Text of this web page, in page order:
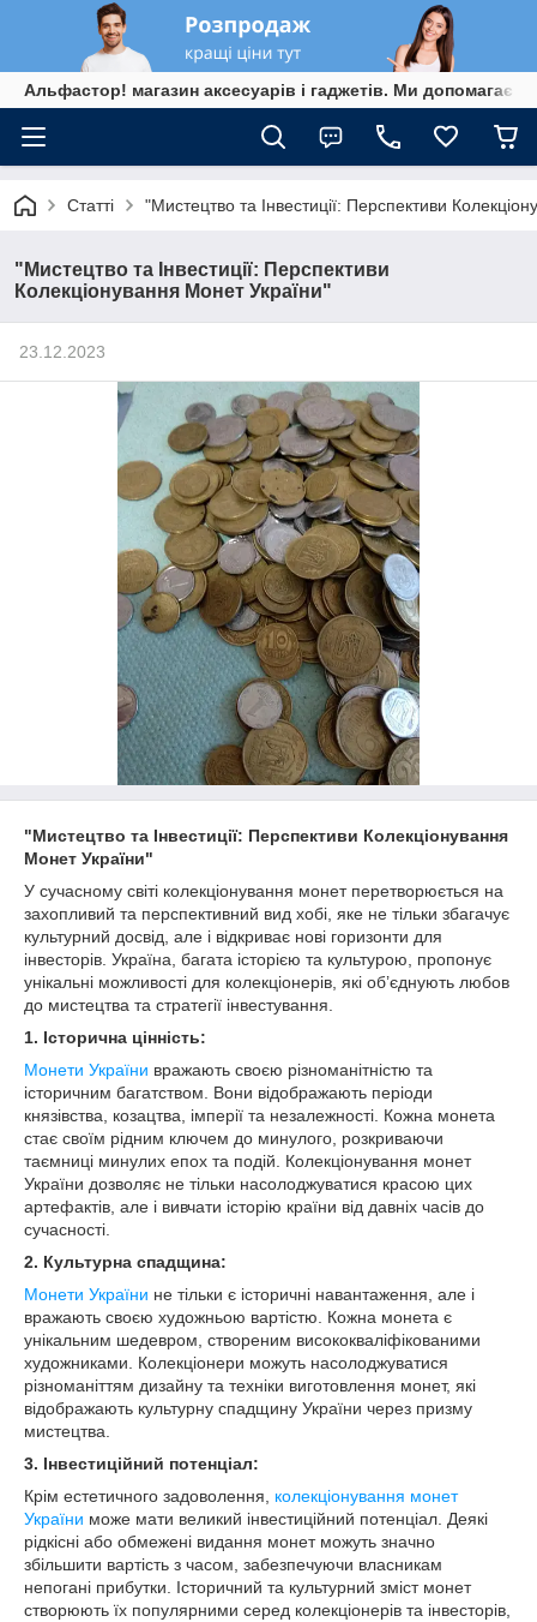
Альфастор! магазин аксесуарів і гаджетів. Ми
Статті "Мистецтво та Інвестиції: Перспективи
"Мистецтво та Інвестиції: Перспективи
Колекціонування Монет України"
23.12.2023
"Мистецтво та Інвестиції: Перспективи Колекціонування
Монет України"
У сучасному світі колекціонування монет перетворюється на
захопливий та перспективний вид хобі, яке не тільки збагачує
культурний досвід, але і відкриває нові горизонти для
інвесторів. Україна, багата історією та культурою, пропонує
унікальні можливості для колекціонерів, які об’єднують любов
до мистецтва та стратегії інвестування.
1. Історична цінність:
Монети України вражають своєю різноманітністю та
історичним багатством. Вони відображають періоди
князівства, козацтва, імперії та незалежності. Кожна монета
стає своїм рідним ключем до минулого, розкриваючи
таємниці минулих епох та подій. Колекціонування монет
України дозволяє не тільки насолоджуватися красою цих
артефактів, але і вивчати історію країни від давніх часів до
сучасності.
2. Культурна спадщина:
Монети України не тільки є історичні навантаження, але і
вражають своєю художньою вартістю. Кожна монета є
унікальним шедевром, створеним висококваліфікованими
художниками. Колекціонери можуть насолоджуватися
різноманіттям дизайну та техніки виготовлення монет, які
відображають культурну спадщину України через призму
мистецтва.
3. Інвестиційний потенціал:
Крім естетичного задоволення, колекціонування монет
України може мати великий інвестиційний потенціал. Деякі
рідкісні або обмежені видання монет можуть значно
збільшити вартість з часом, забезпечуючи власникам
непогані прибутки. Історичний та культурний зміст монет
створюють їх популярними серед колекціонерів та інвесторів,